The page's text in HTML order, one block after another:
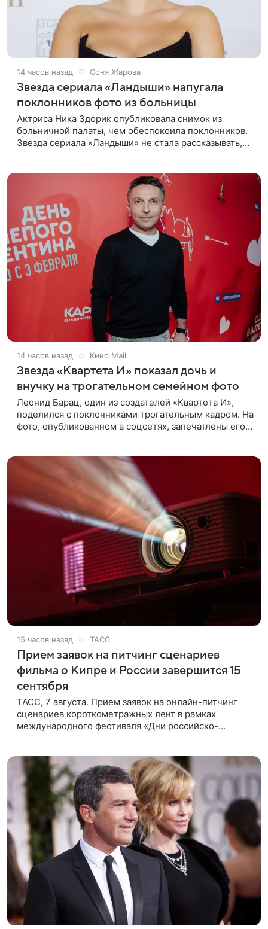
14 часов назад Соня Жарова
Звезда сериала «Ландыши» напугала
поклонников фото из больницы
Актриса Ника Здорик опубликовала снимок из
больничной палаты, чем обеспокоила поклонников.
Звезда сериала «Ландыши» не стала рассказывать,
14 часов назад Кино Mail
Звезда «Квартета И» показал дочь и
внучку на трогательном семейном фото
Леонид Барац, один из создателей «Квартета И»,
поделился с поклонниками трогательным кадром. На
фото, опубликованном в соцсетях, запечатлены его
15 часов назад ТАСС
Прием заявок на питчинг сценариев
фильма о Кипре и России завершится 15
сентября
ТАСС, 7 августа. Прием заявок на онлайн-питчинг
сценариев короткометражных лент в рамках
международного фестиваля «Дни российско-